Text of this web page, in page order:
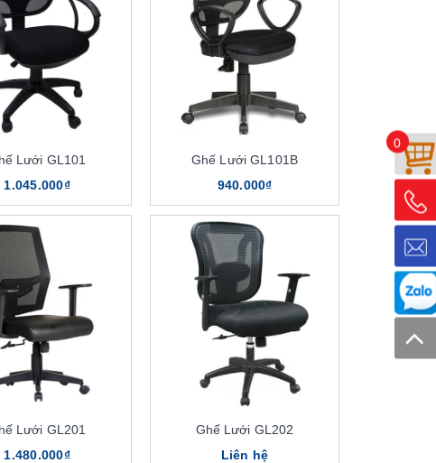
Lưới GL101
1.045.000₫
Ghế Lưới GL101B
940.000₫
Lưới GL201
1.480.000₫
Ghế Lưới GL202
Liên hệ
0